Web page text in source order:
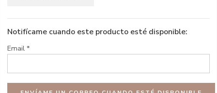
Notifícame cuando este producto esté disponible:
Email *